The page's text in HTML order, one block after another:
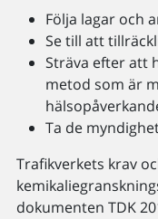
Följa lagar och
Se till att
Sträva efter att
metod som är
Ta de
Trafikverkets krav
dokumenten TDK